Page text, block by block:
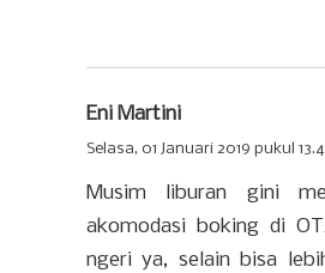
Eni Martini
Selasa, 01 Januari 2019 pukul
Musim liburan gini
akomodasi boking di
ngeri ya, selain bisa